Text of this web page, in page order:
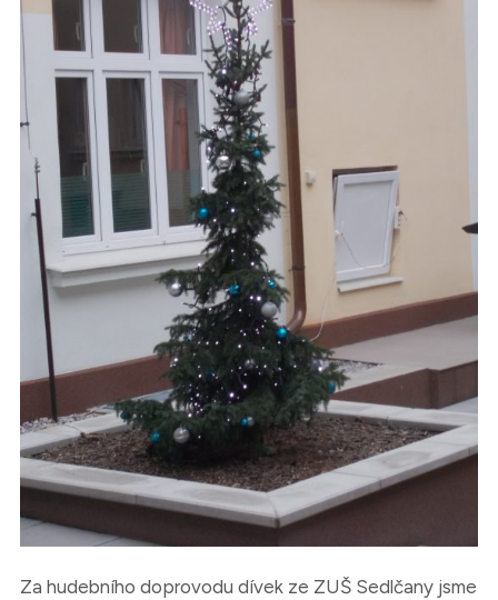
Za hudebního doprovodu dívek ze ZUŠ Sedlčany jsme